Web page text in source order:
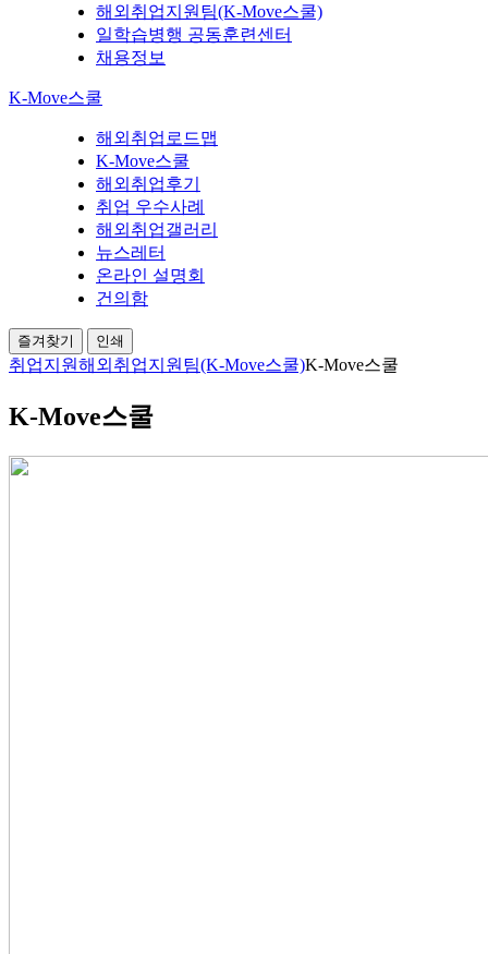
해외취업지원팀(K-Move스쿨)
일학습병행 공동훈련센터
채용정보
K-Move스쿨
해외취업로드맵
K-Move스쿨
해외취업후기
취업 우수사례
해외취업갤러리
뉴스레터
온라인 설명회
건의함
즐겨찾기 인쇄
취업지원해외취업지원팀(K-Move스쿨)K-Move스쿨
K-Move스쿨